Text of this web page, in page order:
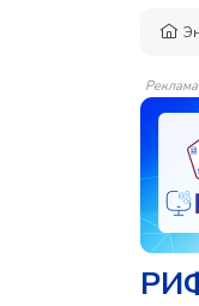
Реклама